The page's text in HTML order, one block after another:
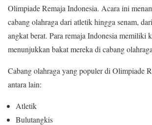
Olimpiade Remaja Indonesia. Acara ini
cabang olahraga dari atletik hingga senam,
angkat berat. Para remaja Indonesia memiliki
menunjukkan bakat mereka di cabang
Cabang olahraga yang populer di Olimpiade
antara lain:
Atletik
Bulutangkis